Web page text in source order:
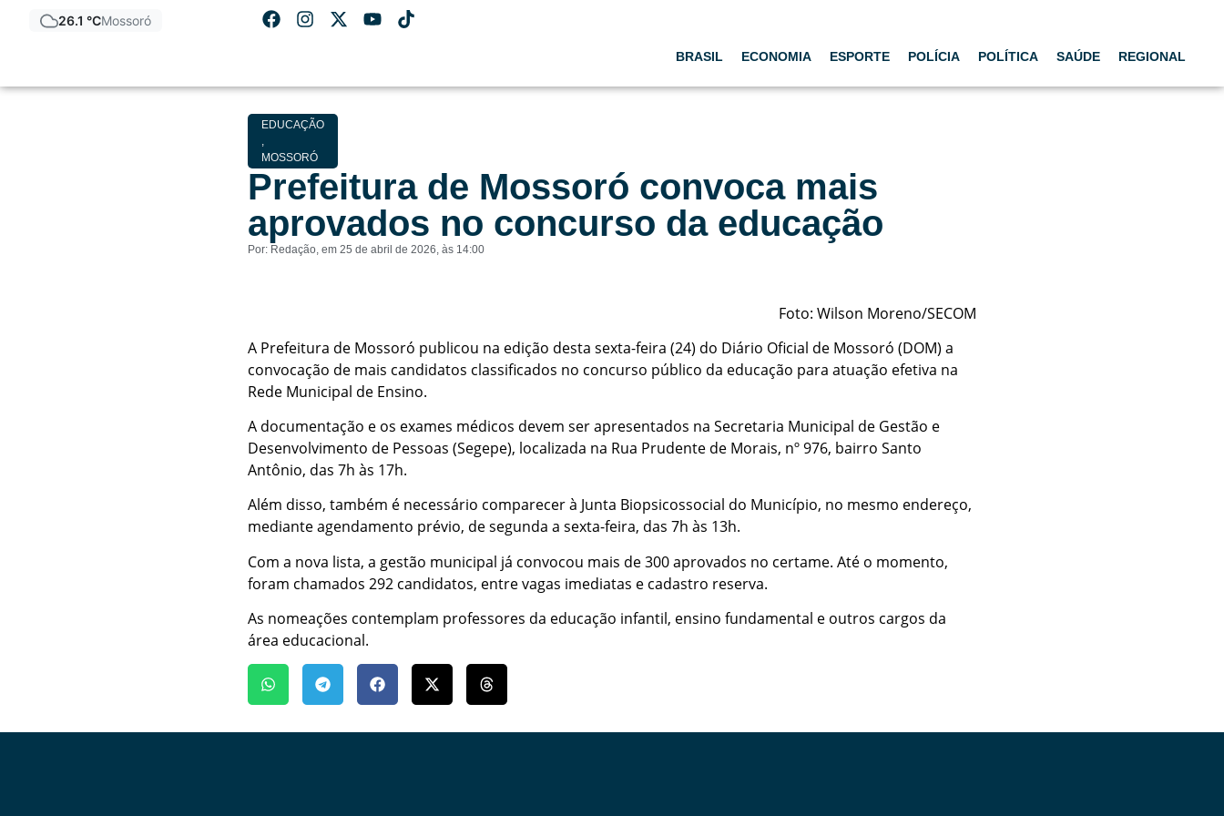
26.1 °CMossoró
BRASIL ECONOMIA ESPORTE POLÍCIA POLÍTICA SAÚDE REGIONAL
EDUCAÇÃO
MOSSORÓ
Prefeitura de Mossoró convoca mais
aprovados no concurso da educação
Por: Redação , em 25 de abril de 2026 , às 14:00
Foto: Wilson Moreno/SECOM
A Prefeitura de Mossoró publicou na edição desta sexta-feira (24) do Diário Oficial de Mossoró (DOM) a
convocação de mais candidatos classificados no concurso público da educação para atuação efetiva na
Rede Municipal de Ensino.
A documentação e os exames médicos devem ser apresentados na Secretaria Municipal de Gestão e
Desenvolvimento de Pessoas (Segepe), localizada na Rua Prudente de Morais, nº 976, bairro Santo
Antônio, das 7h às 17h.
Além disso, também é necessário comparecer à Junta Biopsicossocial do Município, no mesmo endereço,
mediante agendamento prévio, de segunda a sexta-feira, das 7h às 13h.
Com a nova lista, a gestão municipal já convocou mais de 300 aprovados no certame. Até o momento,
foram chamados 292 candidatos, entre vagas imediatas e cadastro reserva.
As nomeações contemplam professores da educação infantil, ensino fundamental e outros cargos da
área educacional.